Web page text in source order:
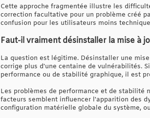
Cette approche fragmentée illustre les
correction facultative pour un problème créé
confusion pour les utilisateurs moins
Faut-il vraiment désinstaller la mise à
La question est légitime. Désinstaller une
corrige plus d'une centaine de vulnérabilités.
performance ou de stabilité graphique, il est
Les problèmes de performance et de stabilité
facteurs semblent influencer l'apparition des
configuration matérielle globale du système,